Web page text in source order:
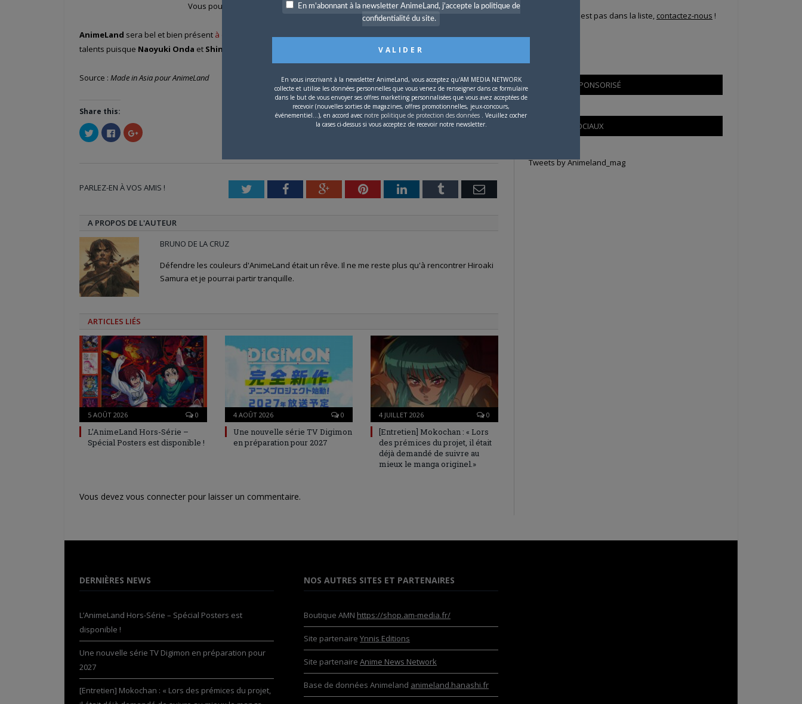
Vous pouvez lire un portraitde l’auteur à cette adresse.
AnimeLand sera bel et bien présent à ce salon de qualité, propre, bien organisé, et qui fait souvent venir de vrais
talents puisque Naoyuki Onda et Shin’ya Ohira
Source : Made in Asia pour AnimeLand
Share this:
Cliquez
pour
partager
fenêtre)
Cliquez
pour
partager
fenêtre)
Cliquez
pour
nouvelle
PARLEZ-EN À VOS AMIS ! TwitterFacebookGoogle+PinterestLinkedInTumblr Email
A PROPOS DE L'AUTEUR
BRUNO DE LA CRUZ
Défendre les couleurs d'AnimeLand était un rêve. Il ne me reste plus qu'à rencontrer Hiroaki
Samura et je pourrai partir tranquille.
ARTICLES LIÉS
5 AOÛT 2026 0
L’AnimeLand Hors-Série –
Spécial Posters est disponible !
4 AOÛT 2026 0
Une nouvelle série TV Digimon
en préparation pour 2027
4 JUILLET 2026 0
[Entretien] Mokochan : « Lors
des prémices du projet, il était
déjà demandé de suivre au
mieux le manga originel.»
Vous devez vous connecter pour laisser un commentaire.
Si votre ville n'est pas dans la liste, contactez-nous !
CONTENU SPONSORISÉ
RÉSEAUX SOCIAUX
Tweets by Animeland_mag
DERNIÈRES NEWS
L’AnimeLand Hors-Série – Spécial Posters est
disponible !
Une nouvelle série TV Digimon en préparation pour
2027
[Entretien] Mokochan : « Lors des prémices du projet,
NOS AUTRES SITES ET PARTENAIRES
Boutique AMN https://shop.am-media.fr/
Site partenaire Ynnis Editions
Site partenaire Anime News Network
Base de données Animeland animeland.hanashi.fr
En m'abonnant à la newsletter AnimeLand, j'accepte la politique de
confidentialité du site.
En vous inscrivant à la newsletter AnimeLand, vous acceptez qu'AM MEDIA NETWORK
collecte et utilise les données personnelles que vous venez de renseigner dans ce formulaire
dans le but de vous envoyer ses offres marketing personnalisées que vous avez acceptées de
recevoir (nouvelles sorties de magazines, offres promotionnelles, jeux-concours,
événementiel...), en accord avec notre politique de protection des données . Veuillez cocher
la cases ci-dessus si vous acceptez de recevoir notre newsletter.